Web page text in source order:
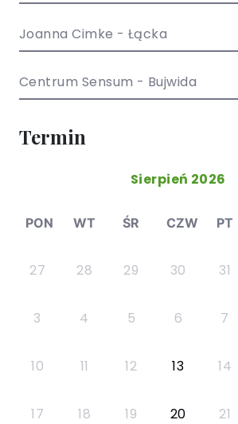
Joanna Cimke - Łącka
Centrum Sensum - Bujwida
Termin
Sierpień 2026
PON WT ŚR CZW PT
27 28 29 30 31
3 4 5 6 7
10 11 12 13 14
17 18 19 20 21